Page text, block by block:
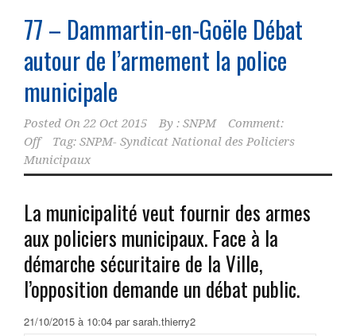
77 – Dammartin-en-Goële Débat
autour de l’armement la police
municipale
Posted On 22 Oct 2015 By : SNPM
Comment:
Off
Tag: SNPM- Syndicat National des Policiers
Municipaux
La municipalité veut fournir des armes
aux policiers municipaux. Face à la
démarche sécuritaire de la Ville,
l’opposition demande un débat public.
21/10/2015 à 10:04 par sarah.thierry2